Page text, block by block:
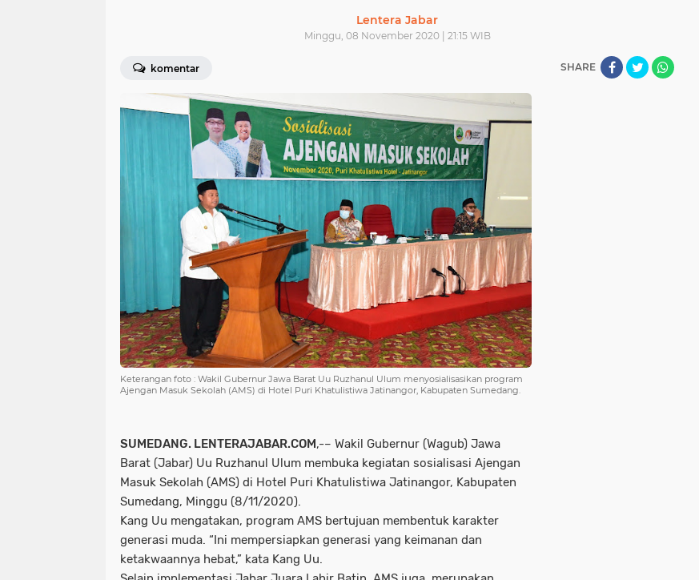
Lentera Jabar
Minggu, 08 November 2020 | 21:15 WIB
komentar SHARE
Keterangan foto : Wakil Gubernur Jawa Barat Uu Ruzhanul Ulum menyosialisasikan program
Ajengan Masuk Sekolah (AMS) di Hotel Puri Khatulistiwa Jatinangor, Kabupaten Sumedang.
SUMEDANG. LENTERAJABAR.COM,-– Wakil Gubernur (Wagub) Jawa
Barat (Jabar) Uu Ruzhanul Ulum membuka kegiatan sosialisasi Ajengan
Masuk Sekolah (AMS) di Hotel Puri Khatulistiwa Jatinangor, Kabupaten
Sumedang, Minggu (8/11/2020).
Kang Uu mengatakan, program AMS bertujuan membentuk karakter
generasi muda. “Ini mempersiapkan generasi yang keimanan dan
ketakwaannya hebat,” kata Kang Uu.